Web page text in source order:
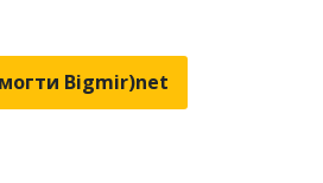
Bigmir)net